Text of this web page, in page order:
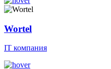
Wortel
IT компания